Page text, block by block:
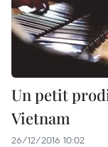
Un petit
Vietnam
26/12/2016 10:02